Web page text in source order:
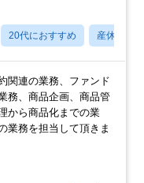
20代におすすめ 産休・育
関連の業務、ファンド
務、商品企画、商品管
から商品化までの業
業務を担当して頂きま